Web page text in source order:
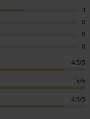
3
0
0
0
4.5/5
5/5
4.5/5